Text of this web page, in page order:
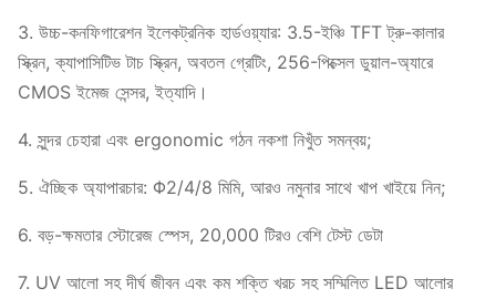
3. উচ্চ-কনফিগারেশন ইলেকট্রনিক হার্ডওয়্যার: 3.5-ইঞ্চি TFT ট্রু-কালার
স্ক্রিন, ক্যাপাসিটিভ টাচ স্ক্রিন, অবতল গ্রেটিং, 256-পিক্সেল ডুয়াল-অ্যারে
CMOS ইমেজ সেন্সর, ইত্যাদি।
4. সুন্দর চেহারা এবং ergonomic গঠন নকশা নিখুঁত সমন্বয়;
5. ঐচ্ছিক অ্যাপারচার: Φ2/4/8 মিমি, আরও নমুনার সাথে খাপ খাইয়ে নিন;
6. বড়-ক্ষমতার স্টোরেজ স্পেস, 20,000 টিরও বেশি টেস্ট ডেটা
7. UV আলো সহ দীর্ঘ জীবন এবং কম শক্তি খরচ সহ সম্মিলিত LED আলোর